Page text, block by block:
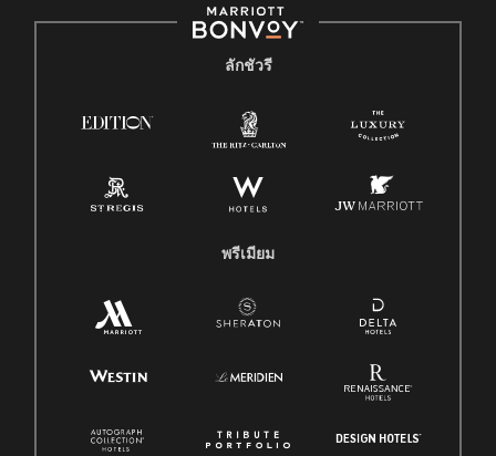
ลักชัวรี
พรีเมียม